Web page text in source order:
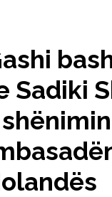
Sadiki